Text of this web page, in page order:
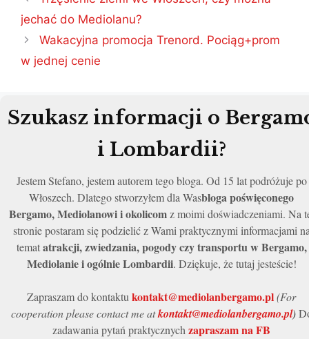
wpisu
jechać do Mediolanu?
Wakacyjna promocja Trenord. Pociąg+prom
w jednej cenie
Szukasz informacji o
i Lombardii?
Jestem Stefano, jestem autorem tego bloga. Od 15 lat podróżuje po
Włoszech. Dlatego stworzyłem dla Wasbloga poświęconego
Bergamo, Mediolanowi i okolicomz moimi doświadczeniami. Na
stronie postaram się podzielić z Wami praktycznymi informacjami
tematatrakcji, zwiedzania, pogody czy transportu w Bergamo,
Mediolanie i ogólnie Lombardii. Dziękuje, że tutaj jesteście!
Zapraszam do kontaktu kontakt@mediolanbergamo.pl(For
cooperation please contact me atkontakt@mediolanbergamo.pl)
zadawania pytań praktycznych zapraszam na FB